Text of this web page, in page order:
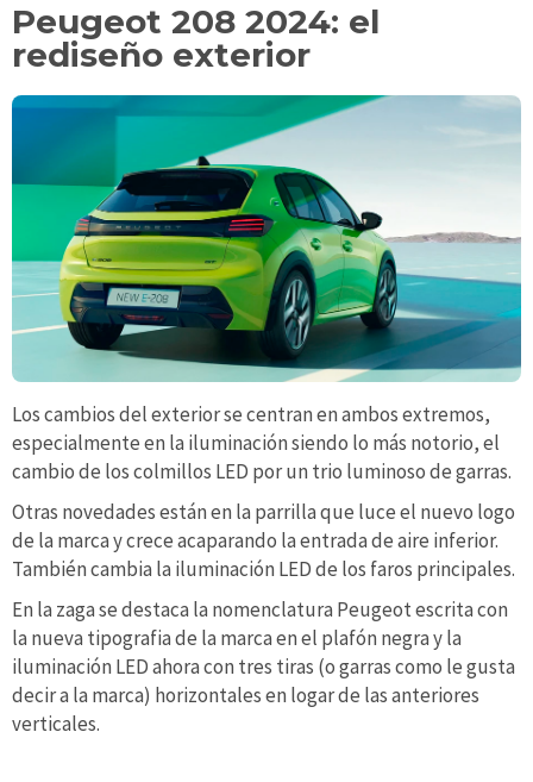
Peugeot 208 2024: el
rediseño exterior
Los cambios del exterior se centran en ambos extremos,
especialmente en la iluminación siendo lo más notorio, el
cambio de los colmillos LED por un trio luminoso de garras.
Otras novedades están en la parrilla que luce el nuevo logo
de la marca y crece acaparando la entrada de aire inferior.
También cambia la iluminación LED de los faros principales.
En la zaga se destaca la nomenclatura Peugeot escrita con
la nueva tipografia de la marca en el plafón negra y la
iluminación LED ahora con tres tiras (o garras como le gusta
decir a la marca) horizontales en logar de las anteriores
verticales.